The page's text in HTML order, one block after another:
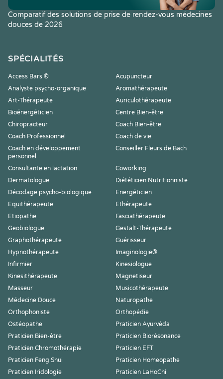
Comparatif des solutions de prise de rendez-vous médecines
douces de 2026
SPÉCIALITÉS
Access Bars ®
Acupuncteur
Analyste psycho-organique
Aromathérapeute
Art-Thérapeute
Auriculothérapeute
Bioénergéticien
Centre Bien-être
Chiropracteur
Coach Bien-être
Coach Professionnel
Coach de vie
Coach en développement
personnel
Conseiller Fleurs de Bach
Consultante en lactation
Coworking
Dermatologue
Diététicien Nutritionniste
Décodage psycho-biologique
Energéticien
Equithérapeute
Ethérapeute
Etiopathe
Fasciathérapeute
Geobiologue
Gestalt-Thérapeute
Graphothérapeute
Guérisseur
Hypnothérapeute
Imaginologie®
Infirmier
Kinesiologue
Kinesithérapeute
Magnetiseur
Masseur
Musicothérapeute
Médecine Douce
Naturopathe
Orthophoniste
Orthopédie
Ostéopathe
Praticien Ayurvéda
Praticien Bien-être
Praticien Biorésonance
Praticien Chromothérapie
Praticien EFT
Praticien Feng Shui
Praticien Homeopathe
Praticien Iridologie
Praticien LaHoChi